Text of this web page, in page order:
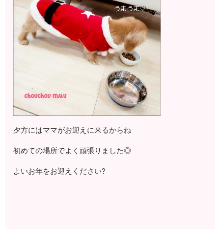
夕方にはママがお迎えに来るからね
初めての場所でよく頑張りました◎
よいお年をお迎えください?